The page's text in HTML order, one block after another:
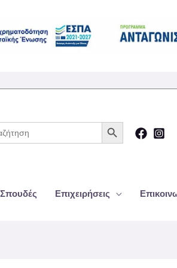
Κουμπί αναζήτησης
Επιχειρήσεις